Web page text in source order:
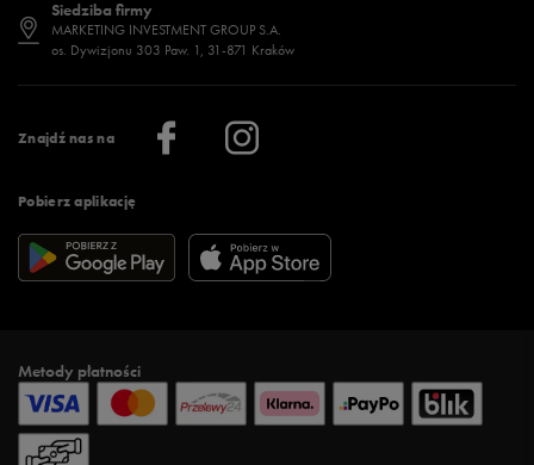
Znajdź nas na
Pobierz aplikację
Regulamin sklepu 50 style
Regulamin aplikacji 50 style
Więcej regulaminów >
Jak wybrać buty na zimę?
Więcej >
Stylizacje damskie
Sklepy stacjonarne
Klub 50 style
Praca
Informacje o firmie
Siedziba firmy
MARKETING INVESTMENT GROUP S.A.
os. Dywizjonu 303 Paw. 1, 31-871 Kraków
Metody płatności